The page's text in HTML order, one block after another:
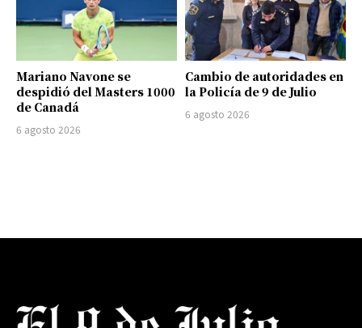
Mariano Navone se
despidió del Masters 1000
de Canadá
6 agosto 2026
Cambio de autoridades en
la Policía de 9 de Julio
6 agosto 2026